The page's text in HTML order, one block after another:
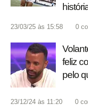
23/03/25 às 15:58 0
feliz
pelo
23/12/24 às 11:20 0